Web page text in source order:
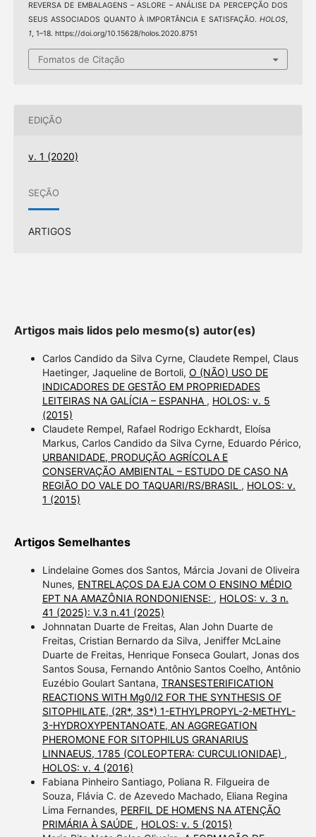
REVERSA DE EMBALAGENS – ASLORE – ANÁLISE DA PERCEPÇÃO DOS
SEUS ASSOCIADOS QUANTO À IMPORTÂNCIA E SATISFAÇÃO.HOLOS,
1, 1–18. https://doi.org/10.15628/holos.2020.8751
Fomatos de Citação
EDIÇÃO
v. 1 (2020)
SEÇÃO
ARTIGOS
Artigos mais lidos pelo mesmo(s) autor(es)
Carlos Candido da Silva Cyrne, Claudete Rempel, Claus
Haetinger, Jaqueline de Bortoli, O (NÃO) USO DE
INDICADORES DE GESTÃO EM PROPRIEDADES
LEITEIRAS NA GALÍCIA – ESPANHA , HOLOS: v. 5
(2015)
Claudete Rempel, Rafael Rodrigo Eckhardt, Eloísa
Markus, Carlos Candido da Silva Cyrne, Eduardo Périco,
URBANIDADE, PRODUÇÃO AGRÍCOLA E
CONSERVAÇÃO AMBIENTAL – ESTUDO DE CASO NA
REGIÃO DO VALE DO TAQUARI/RS/BRASIL , HOLOS: v.
1 (2015)
Artigos Semelhantes
Lindelaine Gomes dos Santos, Márcia Jovani de Oliveira
Nunes, ENTRELAÇOS DA EJA COM O ENSINO MÉDIO
EPT NA AMAZÔNIA RONDONIENSE: , HOLOS: v. 3 n.
41 (2025): V.3 n.41 (2025)
Johnnatan Duarte de Freitas, Alan John Duarte de
Freitas, Cristian Bernardo da Silva, Jeniffer McLaine
Duarte de Freitas, Henrique Fonseca Goulart, Jonas dos
Santos Sousa, Fernando Antônio Santos Coelho, Antônio
Euzébio Goulart Santana, TRANSESTERIFICATION
REACTIONS WITH Mg0/I2 FOR THE SYNTHESIS OF
SITOPHILATE, (2R*, 3S*) 1-ETHYLPROPYL-2-METHYL-
3-HYDROXYPENTANOATE, AN AGGREGATION
PHEROMONE FOR SITOPHILUS GRANARIUS
LINNAEUS, 1785 (COLEOPTERA: CURCULIONIDAE) ,
HOLOS: v. 4 (2016)
Fabiana Pinheiro Santiago, Poliana R. Filgueira de
Souza, Flávia C. de Azevedo Machado, Eliana Regina
Lima Fernandes, PERFIL DE HOMENS NA ATENÇÃO
PRIMÁRIA À SAÚDE , HOLOS: v. 5 (2015)